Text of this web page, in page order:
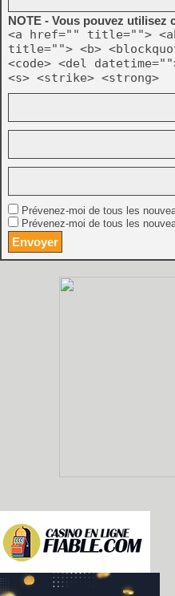
NOTE - Vous pouvez utilisez
<a href="" title="">
title=""> <b>
<code> <del
<s> <strike> <strong>
Prévenez-moi de tous les
Prévenez-moi de tous les